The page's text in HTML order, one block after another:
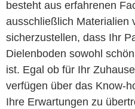
besteht aus erfahrenen
ausschließlich Materialien
sicherzustellen, dass Ihr
Dielenboden sowohl
ist. Egal ob für Ihr
verfügen über das Know-
Ihre Erwartungen zu